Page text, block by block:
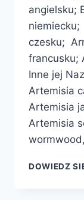
angielsku;
niemiecku;
czesku;
francusku;
Inne jej
Artemisia
Artemisia
Artemisia
DOWIEDZ